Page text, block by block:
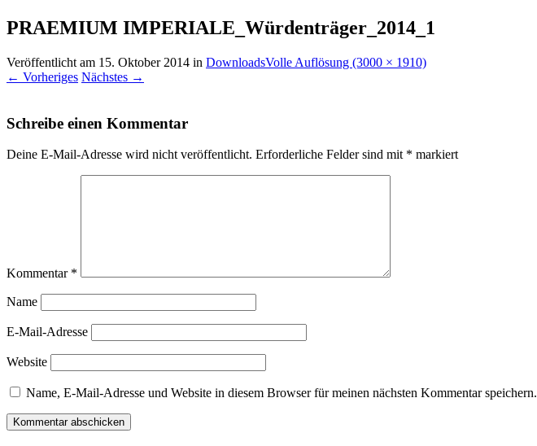
PRAEMIUM IMPERIALE_Würdenträger_2014_1
Veröffentlicht am 15. Oktober 2014 in DownloadsVolle Auflösung (3000 × 1910)
← Vorheriges Nächstes →
Schreibe einen Kommentar
Deine E-Mail-Adresse wird nicht veröffentlicht. Erforderliche Felder sind mit * markiert
Kommentar *
Name
E-Mail-Adresse
Website
Name, E-Mail-Adresse und Website in diesem Browser für meinen nächsten Kommentar speichern.